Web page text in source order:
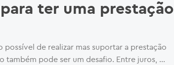
ter uma prestação
possível de realizar mas suportar a prestação
também pode ser um desafio. Entre juros, …